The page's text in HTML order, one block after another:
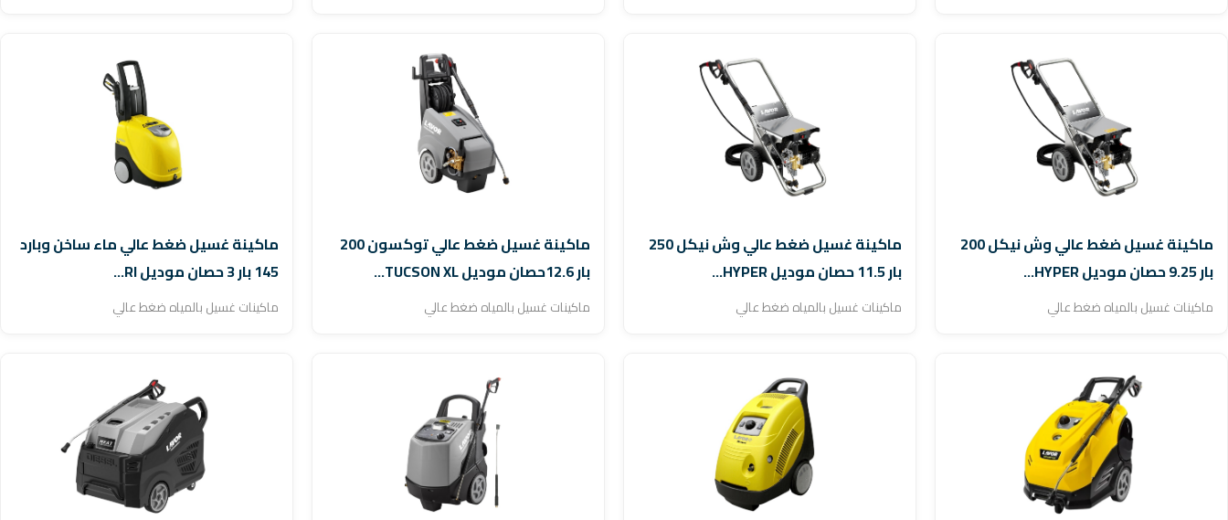
ماكينة غسيل ضغط عالي وش نيكل 200
بار 9.25 حصان موديل HYPER...
ماكينات غسيل بالمياه ضغط عالي
ماكينة غسيل ضغط عالي وش نيكل 250
بار 11.5 حصان موديل HYPER...
ماكينات غسيل بالمياه ضغط عالي
ماكينة غسيل ضغط عالي توكسون 200
بار 12.6حصان موديل TUCSON XL...
ماكينات غسيل بالمياه ضغط عالي
ماكينة غسيل ضغط عالي ماء ساخن وبارد
145 بار 3 حصان موديل RI...
ماكينات غسيل بالمياه ضغط عالي